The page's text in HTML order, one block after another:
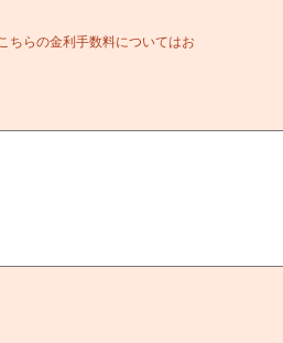
ちらの金利手数料についてはお